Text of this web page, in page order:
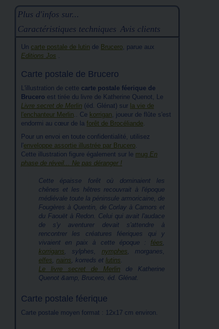
Plus d'infos sur...
Caractéristiques techniques Avis clients
Un carte postale de lutin de Brucero, parue aux
Editions Jos .
Carte postale de Brucero
L'illustration de cette carte postale féerique de
Brucero est tirée du livre de Katherine Quenot, Le
Livre secret de Merlin (éd. Glénat) sur la vie de
l'enchanteur Merlin.. Ce korrigan, joueur de flûte s'est
endormi au cœur de la forêt de Brocéliande.
Pour un envoi en toute confidentialité, utilisez
l'enveloppe assortie illustrée par Brucero.
Cette illustration figure également sur le mug En
phase de réveil... Ne pas déranger !
Cette épaisse forêt où dominaient les
chênes et les hêtres recouvrait à l'époque
médiévale toute la péninsule armoricaine, de
Fougères à Quentin, de Corlay à Camors et
du Faouët à Redon. Celui qui avait l'audace
de s'y aventurer devait s'attendre à
rencontrer les créatures féeriques qui y
vivaient en paix à cette époque : fées,
korrigans, sylphes, nymphes, morganes,
elfes, nains, korreds et lutins.
Le livre secret de Merlin de Katherine
Quenot &amp, Brucero, éd. Glénat.
Carte postale féerique
Carte postale moyen format : 12x17 cm environ.